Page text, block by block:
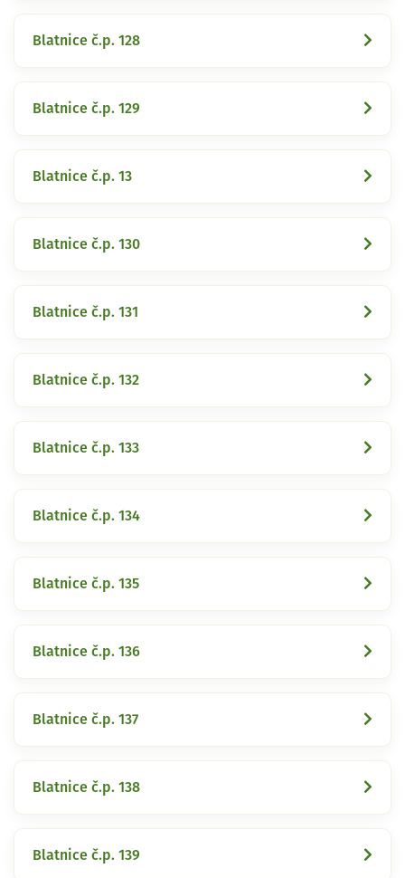
Blatnice č.p. 128
Blatnice č.p. 129
Blatnice č.p. 13
Blatnice č.p. 130
Blatnice č.p. 131
Blatnice č.p. 132
Blatnice č.p. 133
Blatnice č.p. 134
Blatnice č.p. 135
Blatnice č.p. 136
Blatnice č.p. 137
Blatnice č.p. 138
Blatnice č.p. 139